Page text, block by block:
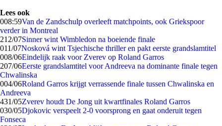
Lees ook
008:59Van de Zandschulp overleeft matchpoints, ook Griekspoor
verder in Montreal
212/07Sinner wint Wimbledon na boeiende finale
011/07Nosková wint Tsjechische thriller en pakt eerste grandslamtitel
008/06Eindelijk raak voor Zverev op Roland Garros
207/06Eerste grandslamtitel voor Andreeva na dominante finale tegen
Chwalinska
004/06Roland Garros krijgt verrassende finale tussen Chwalinska en
Andreeva
431/05Zverev houdt De Jong uit kwartfinales Roland Garros
030/05Djokovic verspeelt 2-0 voorsprong en gaat onderuit tegen
Fonseca